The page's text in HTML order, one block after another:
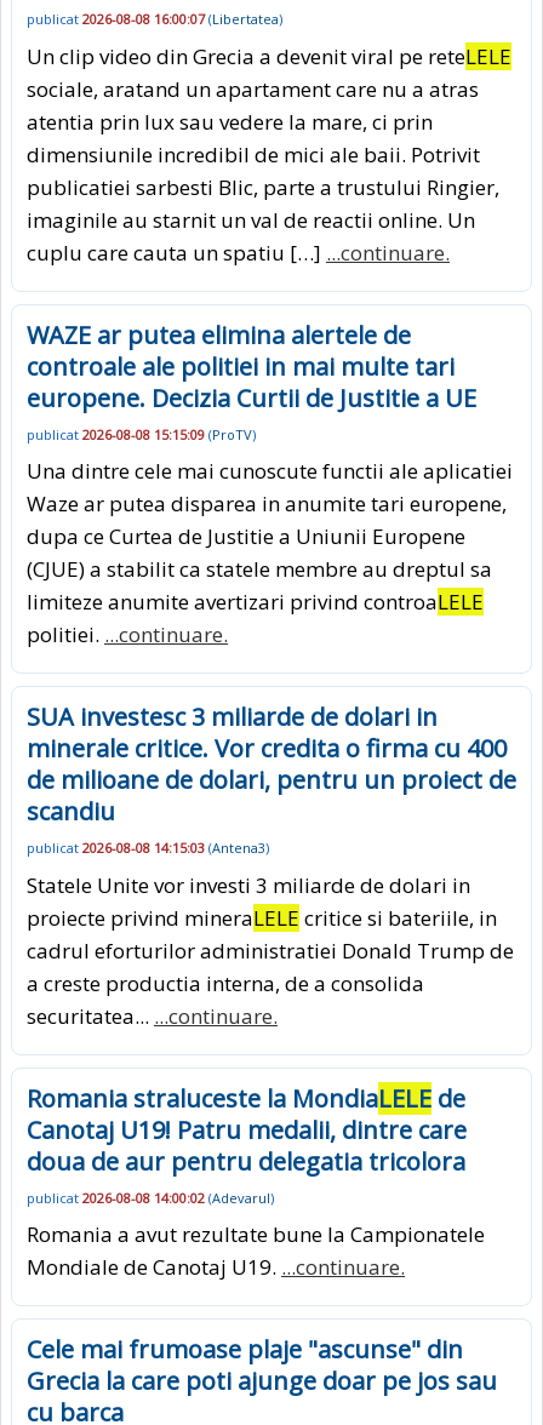
publicat 2026-08-08 16:00:07(Libertatea)
Un clip video din Grecia a devenit viral pe reteLELE
sociale, aratand un apartament care nu a atras
atentia prin lux sau vedere la mare, ci prin
dimensiunile incredibil de mici ale baii. Potrivit
publicatiei sarbesti Blic, parte a trustului Ringier,
imaginile au starnit un val de reactii online. Un
cuplu care cauta un spatiu […] ...continuare.
WAZE ar putea elimina alertele de
controale ale politiei in mai multe tari
europene. Decizia Curtii de Justitie a UE
publicat 2026-08-08 15:15:09 (ProTV)
Una dintre cele mai cunoscute functii ale aplicatiei
Waze ar putea disparea in anumite tari europene,
dupa ce Curtea de Justitie a Uniunii Europene
(CJUE) a stabilit ca statele membre au dreptul sa
limiteze anumite avertizari privind controaLELE
politiei. ...continuare.
SUA investesc 3 miliarde de dolari in
minerale critice. Vor credita o firma cu 400
de milioane de dolari, pentru un proiect de
scandiu
publicat 2026-08-08 14:15:03 (Antena3)
Statele Unite vor investi 3 miliarde de dolari in
proiecte privind mineraLELE critice si bateriile, in
cadrul eforturilor administratiei Donald Trump de
a creste productia interna, de a consolida
securitatea... ...continuare.
Romania straluceste la MondiaLELE de
Canotaj U19! Patru medalii, dintre care
doua de aur pentru delegatia tricolora
publicat 2026-08-08 14:00:02 (Adevarul)
Romania a avut rezultate bune la Campionatele
Mondiale de Canotaj U19. ...continuare.
Cele mai frumoase plaje "ascunse" din
Grecia la care poti ajunge doar pe jos sau
cu barca